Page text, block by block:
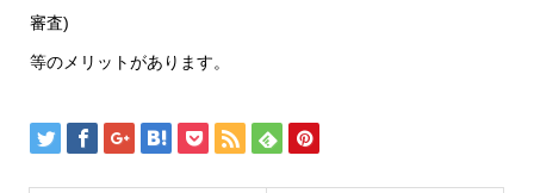
審査)
等のメリットがあります。